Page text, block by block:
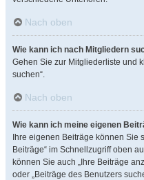
Nach oben
Wie kann ich nach Mitgliedern
Gehen Sie zur Mitgliederliste und
suchen“.
Nach oben
Wie kann ich meine eigenen
Ihre eigenen Beiträge können Sie
Beiträge“ im Schnellzugriff oben
können Sie auch „Ihre Beiträge
oder „Beiträge des Benutzers